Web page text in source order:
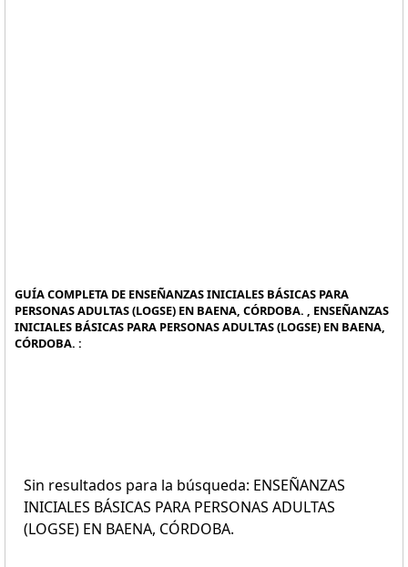
GUÍA COMPLETA DE ENSEÑANZAS INICIALES BÁSICAS PARA
PERSONAS ADULTAS (LOGSE) EN BAENA, CÓRDOBA. , ENSEÑANZAS
INICIALES BÁSICAS PARA PERSONAS ADULTAS (LOGSE) EN BAENA,
CÓRDOBA. :
Sin resultados para la búsqueda: ENSEÑANZAS
INICIALES BÁSICAS PARA PERSONAS ADULTAS
(LOGSE) EN BAENA, CÓRDOBA.